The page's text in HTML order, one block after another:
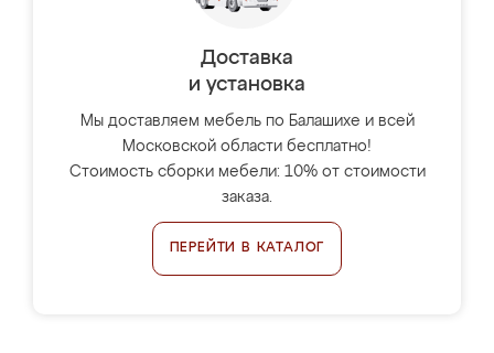
Доставка
и установка
Мы доставляем мебель по Балашихе и всей
Московской области бесплатно!
Стоимость сборки мебели: 10% от стоимости
заказа.
ПЕРЕЙТИ В КАТАЛОГ